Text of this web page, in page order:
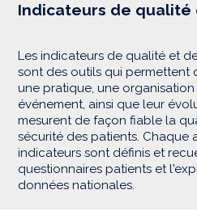
Indicateurs de qualité
Les indicateurs de qualité et
sont des outils qui permettent
une pratique, une organisation
événement, ainsi que leur
mesurent de façon fiable la
sécurité des patients. Chaque
indicateurs sont définis et
questionnaires patients et
données nationales.